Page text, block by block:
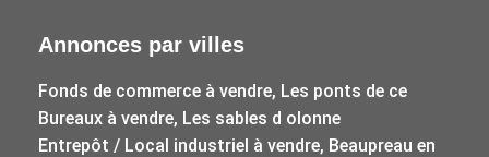
Annonces par villes
Fonds de commerce à vendre, Les ponts de ce
Bureaux à vendre, Les sables d olonne
Entrepôt / Local industriel à vendre, Beaupreau en